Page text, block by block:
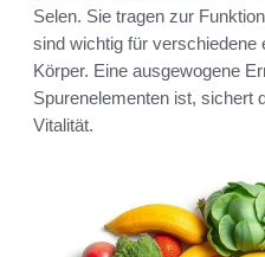
Selen. Sie tragen zur
sind wichtig für
Körper. Eine ausgewogene
Spurenelementen ist, sichert
Vitalität.